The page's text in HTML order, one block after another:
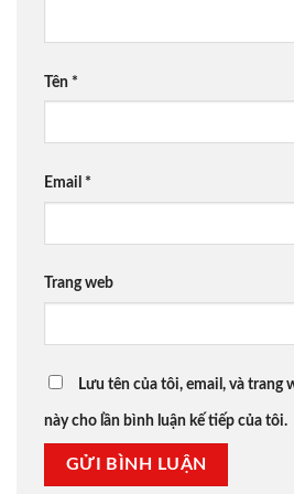
Tên *
Email *
Trang web
Lưu tên của tôi, email, và trang
này cho lần bình luận kế tiếp của tôi.